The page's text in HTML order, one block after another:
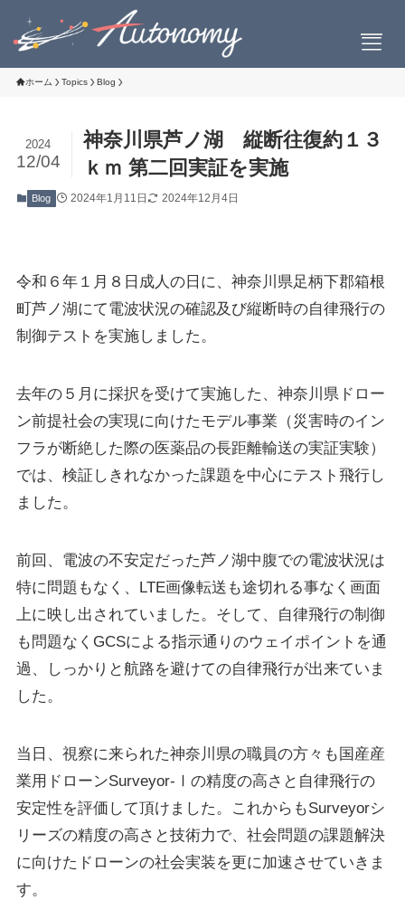
会社案内
会社概要
Suveyor-X
Suveyor-ⅠN
Suveyor-Ⅱ
Suveyor-Ⅲ
Suveyor-Ⅳ
各種サービス
ドローン操縦士（プロパイロット）派遣
委託業務（実証実験）
インフラ設備点検向けドローン研修サービス
ホーム Topics Blog
神奈川県芦ノ湖 縦断往復約１３
ｋｍ 第二回実証を実施
2024
12/04
Blog 2024年1月11日 2024年12月4日
令和６年１月８日成人の日に、神奈川県足柄下郡箱根
町芦ノ湖にて電波状況の確認及び縦断時の自律飛行の
制御テストを実施しました。
去年の５月に採択を受けて実施した、神奈川県ドロー
ン前提社会の実現に向けたモデル事業（災害時のイン
フラが断絶した際の医薬品の長距離輸送の実証実験）
では、検証しきれなかった課題を中心にテスト飛行し
ました。
前回、電波の不安定だった芦ノ湖中腹での電波状況は
特に問題もなく、LTE画像転送も途切れる事なく画面
上に映し出されていました。そして、自律飛行の制御
も問題なくGCSによる指示通りのウェイポイントを通
過、しっかりと航路を避けての自律飛行が出来ていま
した。
当日、視察に来られた神奈川県の職員の方々も国産産
業用ドローンSurveyor-Ⅰの精度の高さと自律飛行の
安定性を評価して頂けました。これからもSurveyorシ
リーズの精度の高さと技術力で、社会問題の課題解決
に向けたドローンの社会実装を更に加速させていきま
す。